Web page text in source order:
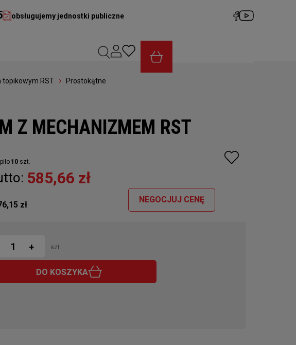
obsługujemy jednostki publiczne
topikowym RST
Prostokątne
Z MECHANIZMEM RST
10 szt.
585,66 zł
zł
NEGOCJUJ CENĘ
+ szt.
DO KOSZYKA